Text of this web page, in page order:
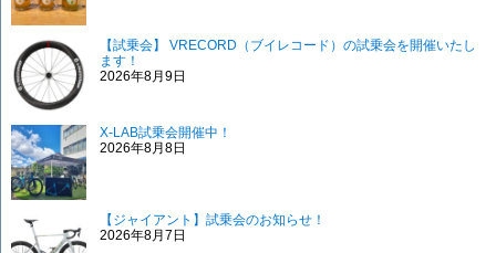
【試乗会】 VRECORD（ブイレコード）の試乗会を開催いたし
ます！
2026年8月9日
X-LAB試乗会開催中！
2026年8月8日
【ジャイアント】試乗会のお知らせ！
2026年8月7日